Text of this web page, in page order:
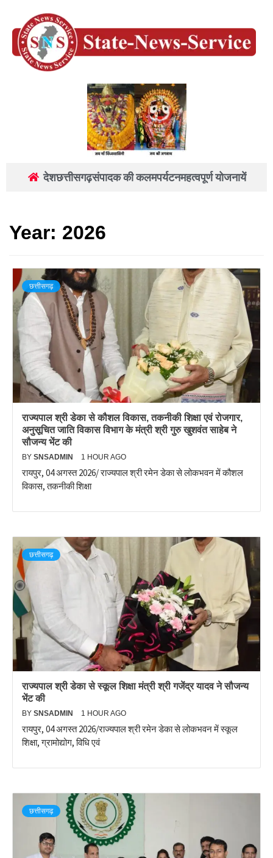
देशछत्तीसगढ़संपादक की कलमपर्यटनमहत्वपूर्ण योजनायें
Year: 2026
छत्तीसगढ़
राज्यपाल श्री डेका से कौशल विकास, तकनीकी शिक्षा एवं रोजगार,
अनुसूचित जाति विकास विभाग के मंत्री श्री गुरु खुशवंत साहेब ने
सौजन्य भेंट की
BY SNSADMIN 1 HOUR AGO
रायपुर, 04 अगस्त 2026/ राज्यपाल श्री रमेन डेका से लोकभवन में कौशल
विकास, तकनीकी शिक्षा
छत्तीसगढ़
राज्यपाल श्री डेका से स्कूल शिक्षा मंत्री श्री गजेंद्र यादव ने सौजन्य
भेंट की
BY SNSADMIN 1 HOUR AGO
रायपुर, 04 अगस्त 2026/राज्यपाल श्री रमेन डेका से लोकभवन में स्कूल
शिक्षा, ग्रामोद्योग, विधि एवं
छत्तीसगढ़